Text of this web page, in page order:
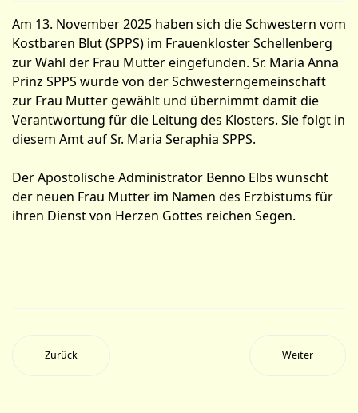
Am 13. November 2025 haben sich die Schwestern vom
Kostbaren Blut (SPPS) im Frauenkloster Schellenberg
zur Wahl der Frau Mutter eingefunden. Sr. Maria Anna
Prinz SPPS wurde von der Schwesterngemeinschaft
zur Frau Mutter gewählt und übernimmt damit die
Verantwortung für die Leitung des Klosters. Sie folgt in
diesem Amt auf Sr. Maria Seraphia SPPS.
Der Apostolische Administrator Benno Elbs wünscht
der neuen Frau Mutter im Namen des Erzbistums für
ihren Dienst von Herzen Gottes reichen Segen.
Zurück Weiter